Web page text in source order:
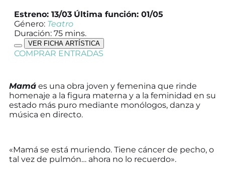
Estreno: 13/03 Última función: 01/05
Género: Teatro
Duración: 75 mins.
VER FICHA ARTÍSTICA
COMPRAR ENTRADAS
Mamá es una obra joven y femenina que rinde
homenaje a la figura materna y a la feminidad en su
estado más puro mediante monólogos, danza y
música en directo.
«Mamá se está muriendo. Tiene cáncer de pecho, o
tal vez de pulmón… ahora no lo recuerdo».